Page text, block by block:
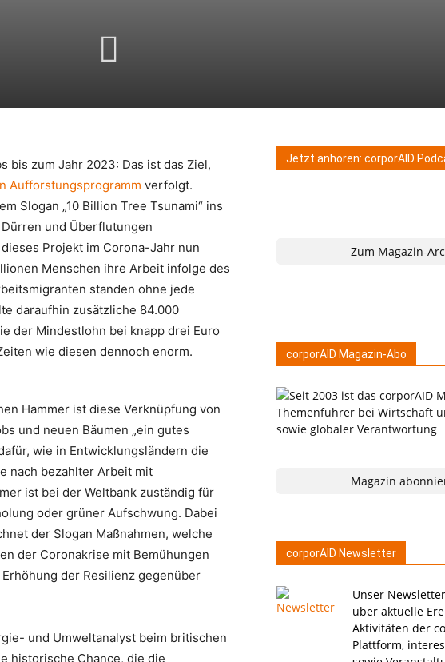
bis zum Jahr 2023: Das ist das Ziel,
Aufforstungsprogramm verfolgt.
Slogan „10 Billion Tree Tsunami“ ins
und Überflutungen
Projekt im Corona-Jahr nun
Menschen ihre Arbeit infolge des
standen ohne jede
daraufhin zusätzliche 84.000
der Mindestlohn bei knapp drei Euro
wie diesen dennoch enorm.
Hammer ist diese Verknüpfung von
und neuen Bäumen „ein gutes
wie in Entwicklungsländern die
nach bezahlter Arbeit mit
ist bei der Weltbank zuständig für
oder grüner Aufschwung. Dabei
der Slogan Maßnahmen, welche
der Coronakrise mit Bemühungen
der Resilienz gegenüber
und Umweltanalyst beim britischen
historische Chance, die die
Jetzt anhören: corporAID
Zum Magazin-
corporAID Magazin-Abo
Magazin
corporAID Newsletter
Unser
über aktuelle
Aktivitäten der
Plattform,